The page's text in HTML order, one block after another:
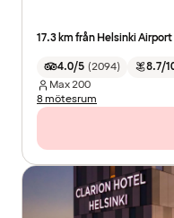
17.3 km från Helsinki
4.0/5 (2094) 8.7/
Max200
8 mötesrum